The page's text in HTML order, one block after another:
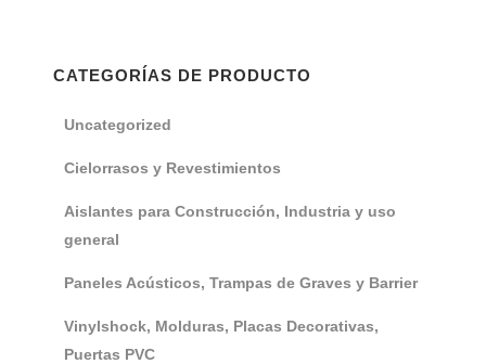
CATEGORÍAS DE PRODUCTO
Uncategorized
Cielorrasos y Revestimientos
Aislantes para Construcción, Industria y uso
general
Paneles Acústicos, Trampas de Graves y Barrier
Vinylshock, Molduras, Placas Decorativas,
Puertas PVC